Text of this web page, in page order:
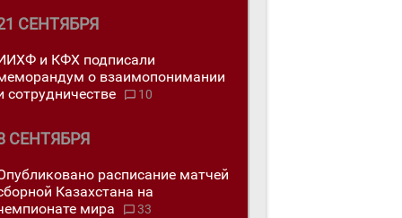
СЕНТЯБРЯ
и КФХ подписали
о взаимопонимании
сотрудничестве
10
СЕНТЯБРЯ
расписание матчей
Казахстана на
мира
33